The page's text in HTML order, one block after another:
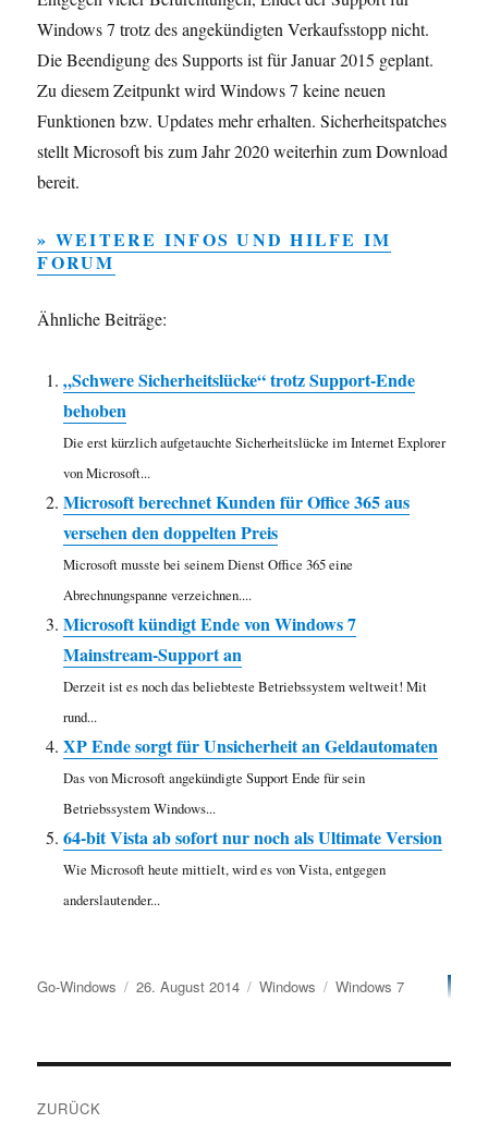
Windows 7 trotz des angekündigten Verkaufsstopp nicht.
Die Beendigung des Supports ist für Januar 2015 geplant.
Zu diesem Zeitpunkt wird Windows 7 keine neuen
Funktionen bzw. Updates mehr erhalten. Sicherheitspatches
stellt Microsoft bis zum Jahr 2020 weiterhin zum Download
bereit.
» WEITERE INFOS UND HILFE IM
FORUM
Ähnliche Beiträge:
„Schwere Sicherheitslücke“ trotz Support-Ende
behoben
Die erst kürzlich aufgetauchte Sicherheitslücke im Internet Explorer
von Microsoft...
Microsoft berechnet Kunden für Office 365 aus
versehen den doppelten Preis
Microsoft musste bei seinem Dienst Office 365 eine
Abrechnungspanne verzeichnen....
Microsoft kündigt Ende von Windows 7
Mainstream-Support an
Derzeit ist es noch das beliebteste Betriebssystem weltweit! Mit
rund...
XP Ende sorgt für Unsicherheit an Geldautomaten
Das von Microsoft angekündigte Support Ende für sein
Betriebssystem Windows...
64-bit Vista ab sofort nur noch als Ultimate Version
Wie Microsoft heute mittielt, wird es von Vista, entgegen
anderslautender...
Autor
Go-Windows
Veröffentlicht
26. August 2014 Kategorien
Windows Schlagwörter
Windows 7
ZURÜCK